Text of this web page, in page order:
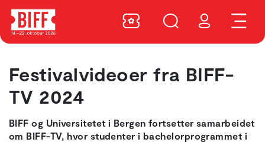
Festivalvideoer fra BIFF-
TV 2024
BIFF og Universitetet i Bergen fortsetter samarbeidet
om BIFF-TV, hvor studenter i bachelorprogrammet i